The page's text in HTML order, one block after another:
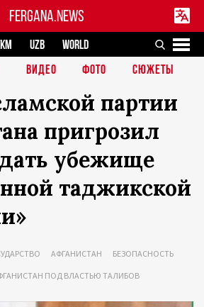
FERGANA.NEWS
UZB
WORLD
ВИДЕО ФОТО СЮЖЕТЫ
партии
пригрозил
убежище
таджикской
АФГАНИСТАН БЕЗОПАСНОСТЬ
ПОД ВЛАСТЬЮ ТАЛИБОВ